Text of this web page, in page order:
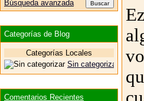
Búsqueda avanzada
Categorías de Blog
Categorías Locales
Sin categorizar
Comentarios Recientes